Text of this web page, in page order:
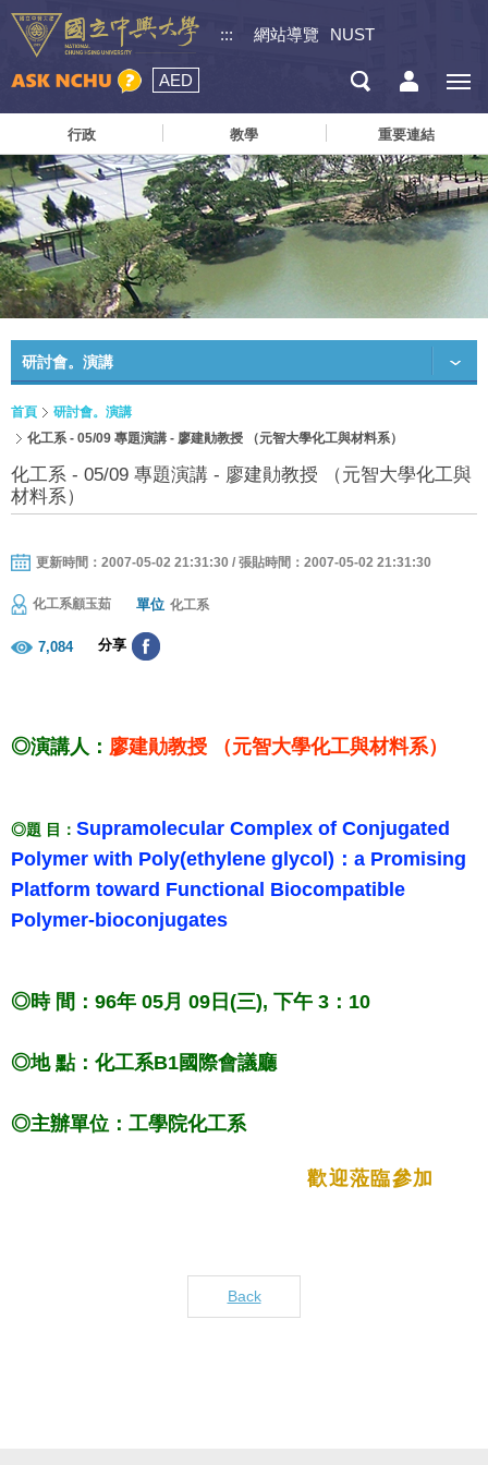
::: 網站導覽 NUST
AED
行政 教學 重要連結
研討會。演講
首頁
研討會。演講
化工系 - 05/09 專題演講 - 廖建勛教授 （元智大學化工與材料系）
化工系 - 05/09 專題演講 - 廖建勛教授 （元智大學化工與
材料系）
更新時間：2007-05-02 21:31:30 / 張貼時間：2007-05-02 21:31:30
化工系顧玉茹 單位 化工系
7,084 分享
◎演講人： 廖建勛教授 （元智大學化工與材料系）
◎題 目： Supramolecular Complex of Conjugated
Polymer with Poly(ethylene glycol)：a Promising
Platform toward Functional Biocompatible
Polymer-bioconjugates
◎時 間：96年 05月 09日(三), 下午 3：10
◎地 點：化工系B1國際會議廳
◎主辦單位：工學院化工系
歡迎蒞臨參加
Back